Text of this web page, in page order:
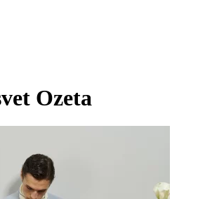
Ozeta